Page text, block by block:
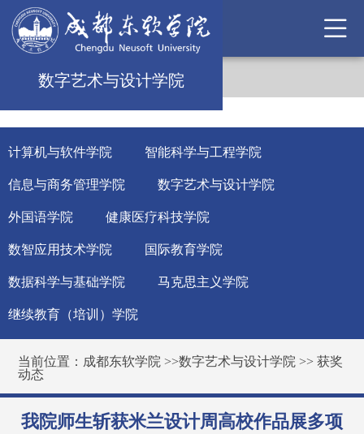
数字艺术与设计学院
计算机与软件学院 智能科学与工程学院
信息与商务管理学院 数字艺术与设计学院
外国语学院 健康医疗科技学院
数智应用技术学院 国际教育学院
数据科学与基础学院 马克思主义学院
继续教育（培训）学院
当前位置： 成都东软学院 >>数字艺术与设计学院 >>获奖
动态
我院师生斩获米兰设计周高校作品展多项